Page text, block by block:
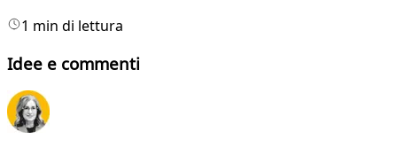
1 min di lettura
Idee e commenti